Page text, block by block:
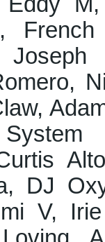
Joseph
DJ
V,